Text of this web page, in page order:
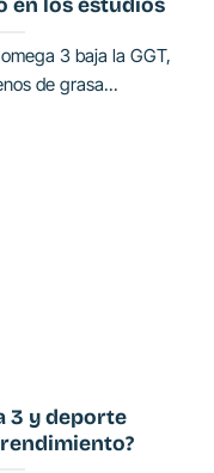
en los estudios
3 baja la GGT,
de grasa...
3 y deporte